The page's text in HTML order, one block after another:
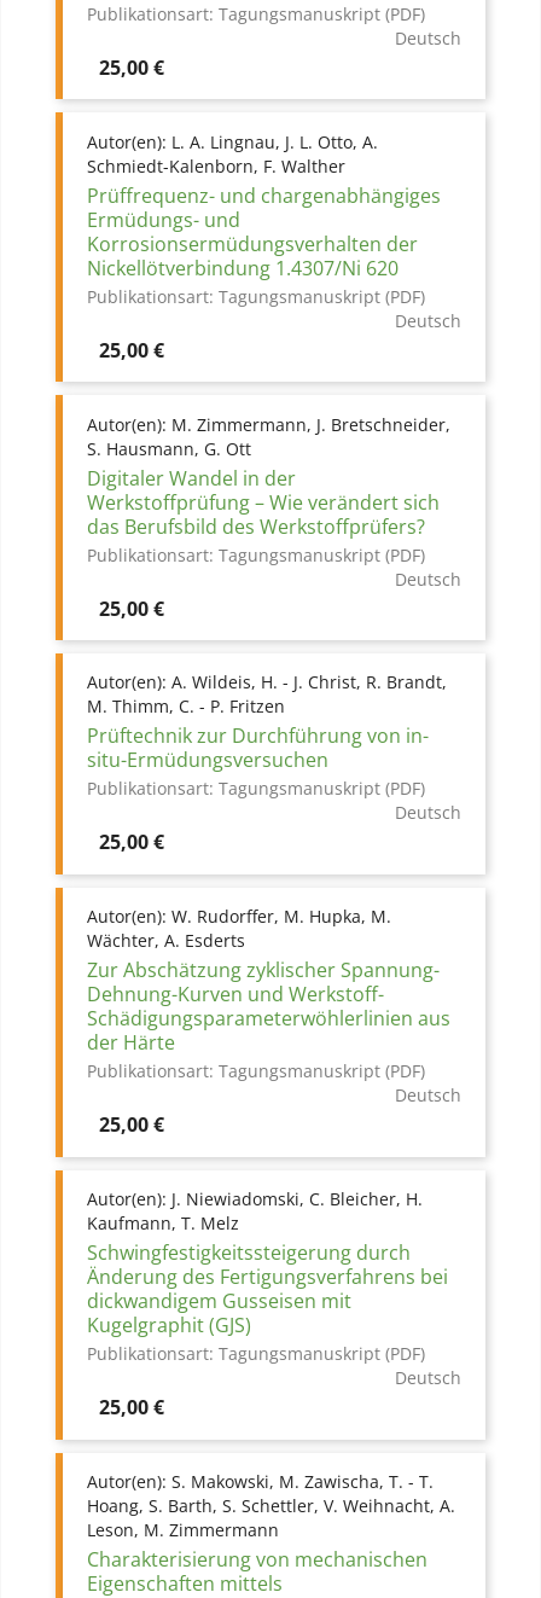
Publikationsart: Tagungsmanuskript (PDF)
Deutsch
Preis
25,00 €
Autor(en): L. A. Lingnau, J. L. Otto, A.
Schmiedt-Kalenborn, F. Walther
Prüffrequenz- und chargenabhängiges
Ermüdungs- und
Korrosionsermüdungsverhalten der
Nickellötverbindung 1.4307/Ni 620
Publikationsart: Tagungsmanuskript (PDF)
Deutsch
Preis
25,00 €
Autor(en): M. Zimmermann, J. Bretschneider,
S. Hausmann, G. Ott
Digitaler Wandel in der
Werkstoffprüfung – Wie verändert sich
das Berufsbild des Werkstoffprüfers?
Publikationsart: Tagungsmanuskript (PDF)
Deutsch
Preis
25,00 €
Autor(en): A. Wildeis, H. - J. Christ, R. Brandt,
M. Thimm, C. - P. Fritzen
Prüftechnik zur Durchführung von in-
situ-Ermüdungsversuchen
Publikationsart: Tagungsmanuskript (PDF)
Deutsch
Preis
25,00 €
Autor(en): W. Rudorffer, M. Hupka, M.
Wächter, A. Esderts
Zur Abschätzung zyklischer Spannung-
Dehnung-Kurven und Werkstoff-
Schädigungsparameterwöhlerlinien aus
der Härte
Publikationsart: Tagungsmanuskript (PDF)
Deutsch
Preis
25,00 €
Autor(en): J. Niewiadomski, C. Bleicher, H.
Kaufmann, T. Melz
Schwingfestigkeitssteigerung durch
Änderung des Fertigungsverfahrens bei
dickwandigem Gusseisen mit
Kugelgraphit (GJS)
Publikationsart: Tagungsmanuskript (PDF)
Deutsch
Preis
25,00 €
Autor(en): S. Makowski, M. Zawischa, T. - T.
Hoang, S. Barth, S. Schettler, V. Weihnacht, A.
Leson, M. Zimmermann
Charakterisierung von mechanischen
Eigenschaften mittels